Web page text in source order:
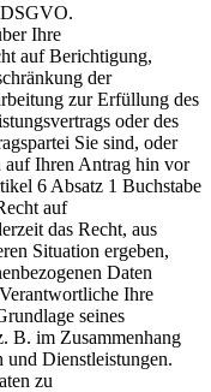
Ihre
auf Berichtigung,
der
zur Erfüllung des
oder des
Sie sind, oder
Ihren Antrag hin vor
6 Absatz 1 Buchstabe
auf
das Recht, aus
Situation ergeben,
Daten
Ihre
seines
B. im Zusammenhang
Dienstleistungen.
zu